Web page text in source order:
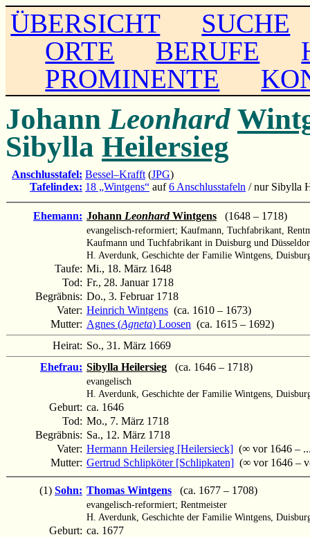
ÜBERSICHT
SUCHE
ORTE
BERUFE
PROMINENTE
Johann Leonhard
Sibylla Heilersieg
Anschlusstafel: Bessel–Krafft (JPG)
Tafelindex: 18 „Wintgens“ auf6 Anschlusstafeln / nur Sibylla
Ehemann: Johann LeonhardWintgens (1648 – 1718)
evangelisch-reformiert; Kaufmann, Tuchfabrikant,
Kaufmann und Tuchfabrikant in Duisburg und
H. Averdunk, Geschichte der Familie Wintgens,
Taufe: Mi., 18. März 1648
Tod: Fr., 28. Januar 1718
Begräbnis: Do., 3. Februar 1718
Vater: Heinrich Wintgens (ca. 1610 – 1673)
Mutter: Agnes (Agneta) Loosen (ca. 1615 – 1692)
Heirat: So., 31. März 1669
Ehefrau: Sibylla Heilersieg (ca. 1646 – 1718)
evangelisch
H. Averdunk, Geschichte der Familie Wintgens,
Geburt: ca. 1646
Tod: Mo., 7. März 1718
Begräbnis: Sa., 12. März 1718
Vater: Hermann Heilersieg [Heilersieck] (∞ vor 1646 –
Mutter: Gertrud Schlipköter [Schlipkaten] (∞ vor 1646 –
(1) Sohn: Thomas Wintgens (ca. 1677 – 1708)
evangelisch-reformiert; Rentmeister
H. Averdunk, Geschichte der Familie Wintgens,
Geburt: ca. 1677